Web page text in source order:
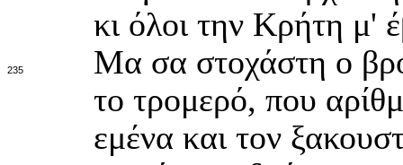
κι όλοι την Κρήτη μ'
235
Μα σα στοχάστη ο
το τρομερό, που
εμένα και τον